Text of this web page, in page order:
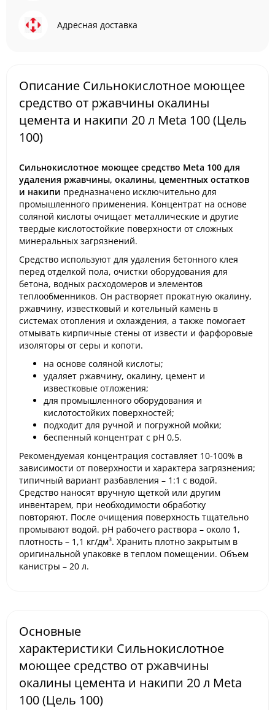
Адресная доставка
Описание Сильнокислотное моющее
средство от ржавчины окалины
цемента и накипи 20 л Meta 100 (Цель
100)
Сильнокислотное моющее средство Meta 100 для
удаления ржавчины, окалины, цементных остатков
и накипи предназначено исключительно для
промышленного применения. Концентрат на основе
соляной кислоты очищает металлические и другие
твердые кислотостойкие поверхности от сложных
минеральных загрязнений.
Средство используют для удаления бетонного клея
перед отделкой пола, очистки оборудования для
бетона, водных расходомеров и элементов
теплообменников. Он растворяет прокатную окалину,
ржавчину, известковый и котельный камень в
системах отопления и охлаждения, а также помогает
отмывать кирпичные стены от извести и фарфоровые
изоляторы от серы и копоти.
на основе соляной кислоты;
удаляет ржавчину, окалину, цемент и
известковые отложения;
для промышленного оборудования и
кислотостойких поверхностей;
подходит для ручной и погружной мойки;
беспенный концентрат с pH 0,5.
Рекомендуемая концентрация составляет 10-100% в
зависимости от поверхности и характера загрязнения;
типичный вариант разбавления – 1:1 с водой.
Средство наносят вручную щеткой или другим
инвентарем, при необходимости обработку
повторяют. После очищения поверхность тщательно
промывают водой. pH рабочего раствора – около 1,
плотность – 1,1 кг/дм³. Хранить плотно закрытым в
оригинальной упаковке в теплом помещении. Объем
канистры – 20 л.
Основные
характеристики Сильнокислотное
моющее средство от ржавчины
окалины цемента и накипи 20 л Meta
100 (Цель 100)